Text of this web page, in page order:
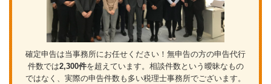
確定申告は当事務所にお任せください！無申告の方の申告代行
件数では2,300件を超えています。相談件数という曖昧なもの
ではなく、実際の申告件数も多い税理士事務所でございます。